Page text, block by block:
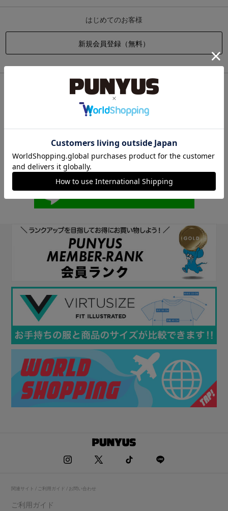
はじめてのお客様
他のサイトIDで新規会員登録
他のサイトIDで新規会員登録をしていただくと次回以降、そのIDで
ログインすることができます。
関連サイト / ご利用ガイド / お問い合わせ
ご利用ガイド